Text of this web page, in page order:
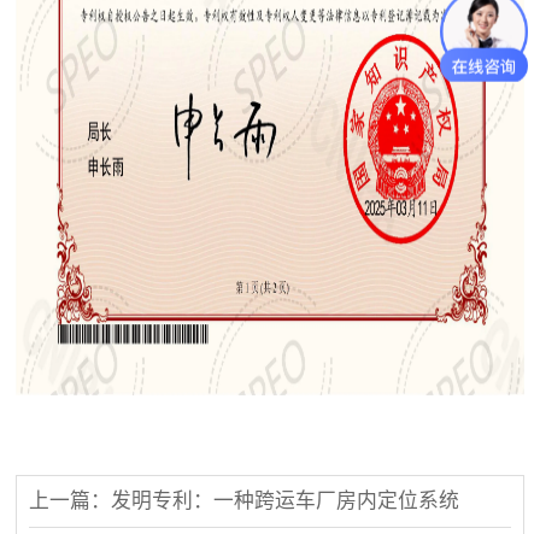
上一篇：发明专利：一种跨运车厂房内定位系统